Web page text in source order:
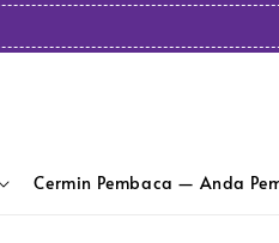
Cermin Pembaca — Anda